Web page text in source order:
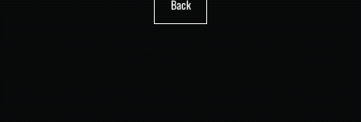
Back